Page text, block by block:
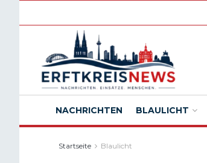
NACHRICHTEN BLAULICHT
Startseite Blaulicht